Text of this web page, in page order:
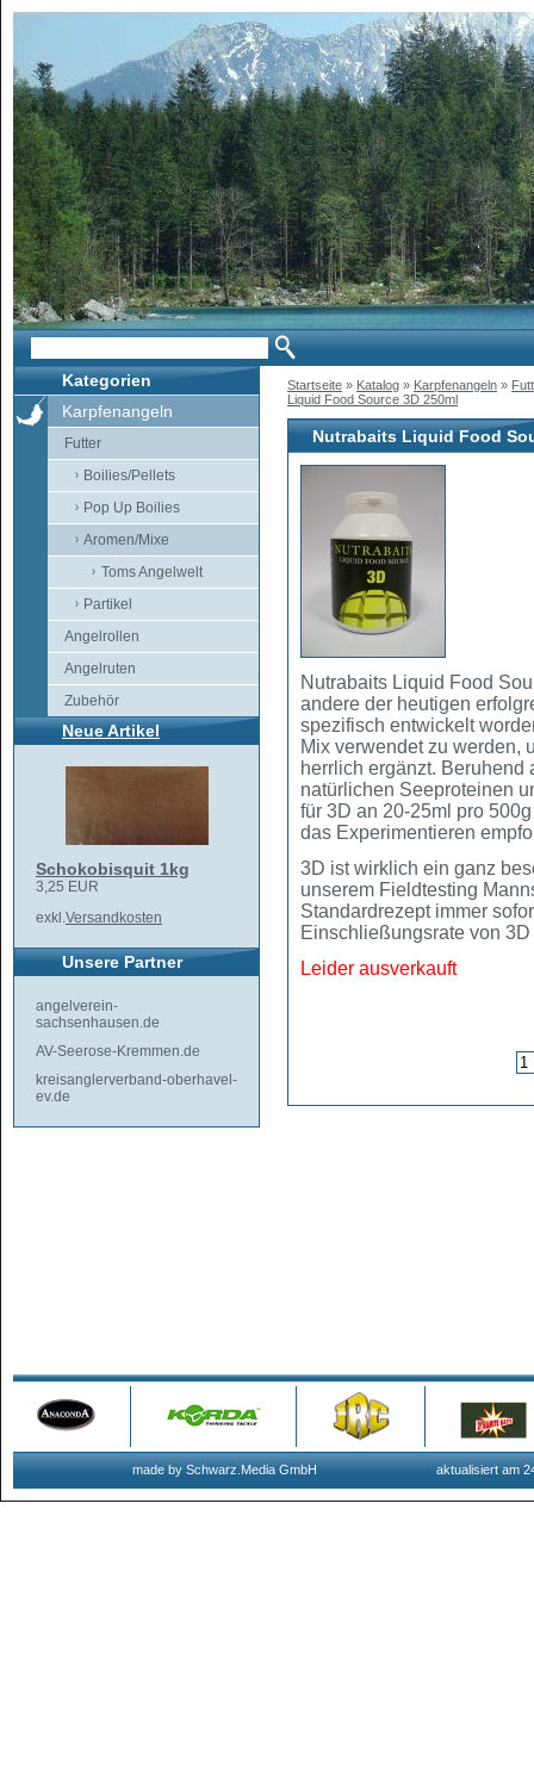
Kategorien
Karpfenangeln
Futter
Boilies/Pellets
Pop Up Boilies
Aromen/Mixe
Toms Angelwelt
Partikel
Angelrollen
Angelruten
Zubehör
Neue Artikel
Schokobisquit 1kg
3,25 EUR
exkl.Versandkosten
Unsere Partner
angelverein-
sachsenhausen.de
AV-Seerose-Kremmen.de
kreisanglerverband-oberhavel-
ev.de
Startseite » Katalog » Karpfenangeln »
Liquid Food Source 3D 250ml
Nutrabaits Liquid Food
Nutrabaits Liquid Food
andere der heutigen
spezifisch entwickelt
Mix verwendet zu werden,
herrlich ergänzt.
natürlichen Seeproteinen
für 3D an 20-25ml pro
das Experimentieren
3D ist wirklich ein ganz
unserem Fieldtesting
Standardrezept immer
Einschließungsrate von
Leider ausverkauft
made by Schwarz.Media GmbH aktualisiert am